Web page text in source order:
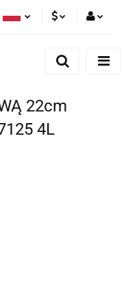
PLNZaloguj się
Zgody cookies
22cm
4L